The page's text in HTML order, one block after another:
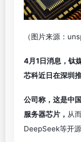
（图片来源：
4月1日消息，钛
芯科近日在深圳
公司称， 这是中
服务器芯片， 从
DeepSeek等开